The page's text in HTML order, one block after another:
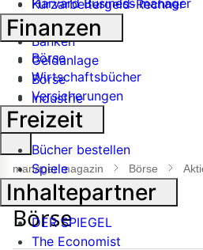
Harvard Business manager
Handel
Banken
Geldanlage
Börse
Industrie
Suche
öffnen
manager magazin Börse
Kurzarbeitergeld-Rechner
Finanzen
Börse
Wirtschaftsbücher
Versicherungen
Freizeit
Bücher bestellen
Spiele
Inhaltepartner
DER SPIEGEL
The Economist